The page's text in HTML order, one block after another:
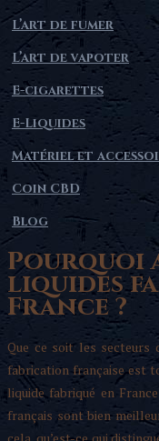
L’art de fumer
L’art de vapoter
E-cigarettes
E-Liquides
Matériel et
Coin CBD
Blog
Pourquoi
liquides
France ?
Que ce soit les secteurs
fabrication française est
liquide fabriqué en
français sont bien
cela, qu’est-ce qui